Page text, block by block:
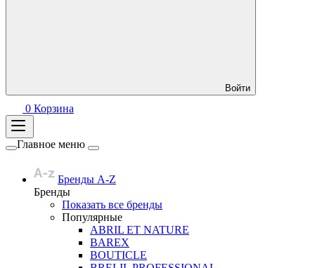
Войти
0 Корзина
Главное меню
Бренды A-Z
Бренды
Показать все бренды
Популярные
ABRIL ET NATURE
BAREX
BOUTICLE